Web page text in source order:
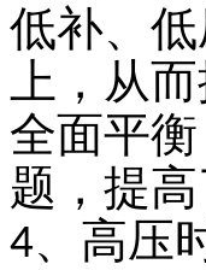
低补、
上，从
全面平
题，提
4、高压